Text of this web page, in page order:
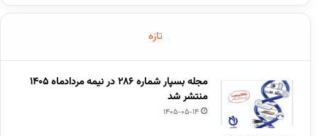
تازه
مجله بسپار شماره 286 در نیمه مردادماه 1405
منتشر شد
1405-05-14